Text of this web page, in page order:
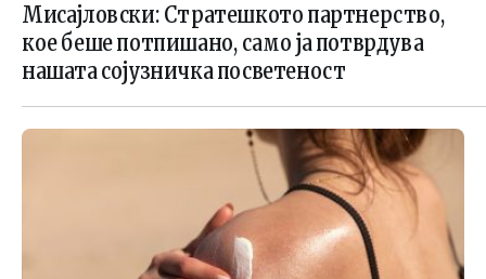
Мисајловски: Стратешкото партнерство,
кое беше потпишано, само ја потврдува
нашата сојузничка посветеност